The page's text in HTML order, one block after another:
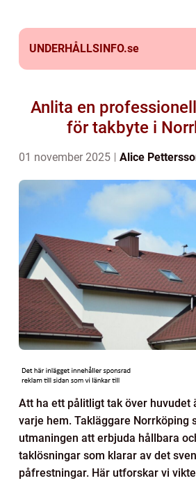
UNDERHÅLLSINFO.se
Anlita en
för takbyte i
01 november 2025 Alice
Att ha ett pålitligt tak över
varje hem. Takläggare Norrköping
utmaningen att erbjuda hållbara
taklösningar som klarar av det
påfrestningar. Här utforskar vi